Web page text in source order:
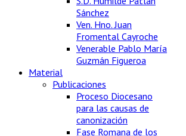
Sánchez
Ven. Hno. Juan
Fromental Cayroche
Venerable Pablo María
Guzmán Figueroa
Material
Publicaciones
Proceso Diocesano
para las causas de
canonización
Fase Romana de los